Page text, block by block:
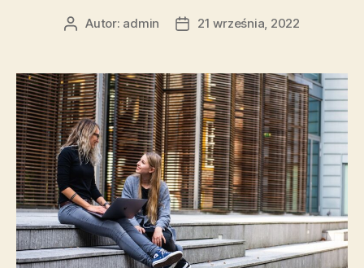
AutorAutor: admin
Data21 września, 2022